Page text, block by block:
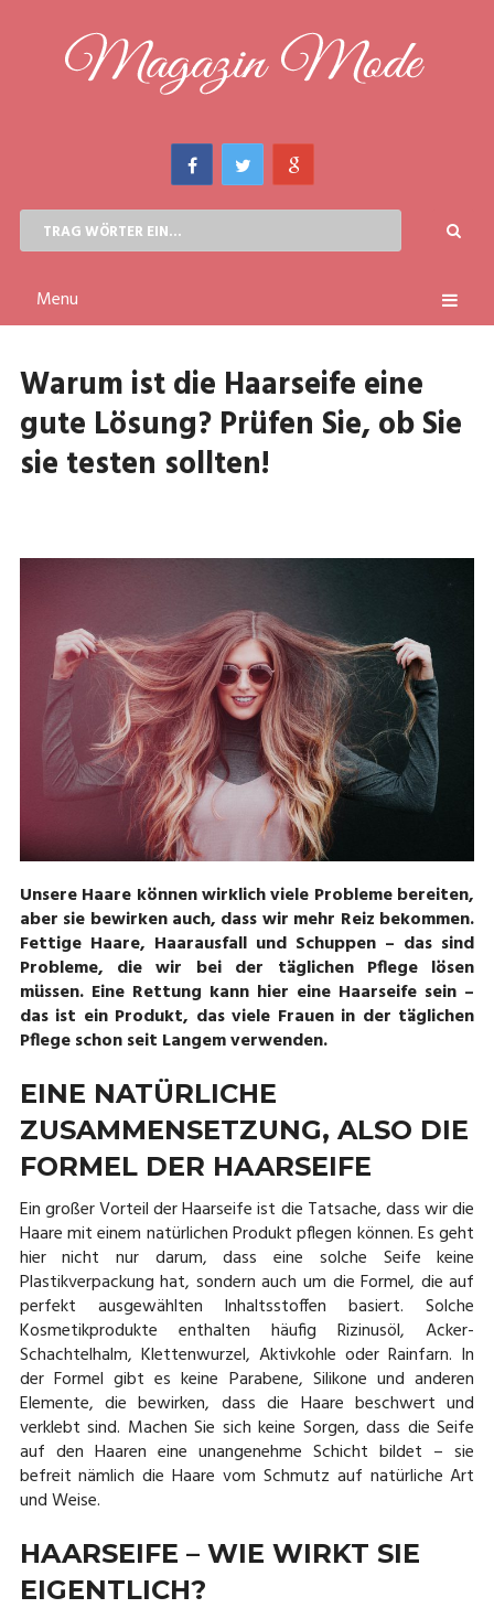
Menu
Warum ist die Haarseife eine
gute Lösung? Prüfen Sie, ob Sie
sie testen sollten!
Unsere Haare können wirklich viele Probleme bereiten,
aber sie bewirken auch, dass wir mehr Reiz bekommen.
Fettige Haare, Haarausfall und Schuppen – das sind
Probleme, die wir bei der täglichen Pflege lösen
müssen. Eine Rettung kann hier eine Haarseife sein –
das ist ein Produkt, das viele Frauen in der täglichen
Pflege schon seit Langem verwenden.
EINE NATÜRLICHE
ZUSAMMENSETZUNG, ALSO DIE
FORMEL DER HAARSEIFE
Ein großer Vorteil der Haarseife ist die Tatsache, dass wir die
Haare mit einem natürlichen Produkt pflegen können. Es geht
hier nicht nur darum, dass eine solche Seife keine
Plastikverpackung hat, sondern auch um die Formel, die auf
perfekt ausgewählten Inhaltsstoffen basiert. Solche
Kosmetikprodukte enthalten häufig Rizinusöl, Acker-
Schachtelhalm, Klettenwurzel, Aktivkohle oder Rainfarn. In
der Formel gibt es keine Parabene, Silikone und anderen
Elemente, die bewirken, dass die Haare beschwert und
verklebt sind. Machen Sie sich keine Sorgen, dass die Seife
auf den Haaren eine unangenehme Schicht bildet – sie
befreit nämlich die Haare vom Schmutz auf natürliche Art
und Weise.
HAARSEIFE – WIE WIRKT SIE
EIGENTLICH?